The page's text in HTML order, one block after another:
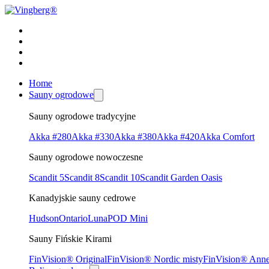
Home
Sauny ogrodowe
Sauny ogrodowe tradycyjne
Akka #280Akka #330Akka #380Akka #420Akka Comfort
Sauny ogrodowe nowoczesne
Scandit 5Scandit 8Scandit 10Scandit Garden Oasis
Kanadyjskie sauny cedrowe
HudsonOntarioLunaPOD Mini
Sauny Fińskie Kirami
FinVision® OriginalFinVision® Nordic mistyFinVision®